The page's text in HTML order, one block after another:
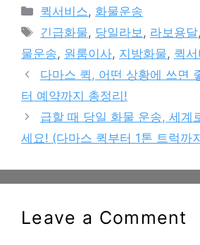
Categories
퀵서비스, 화물운송
Tags
긴급화물, 당일라보 , 라보용달,
물운송, 원룸이사, 지방화물, 퀵
다마스 퀵, 어떤 상황에 쓰면
터 예약까지 총정리!
급할 때 당일 화물 운송, 세계
세요! (다마스 퀵부터 1톤 트럭까
Leave a Comment